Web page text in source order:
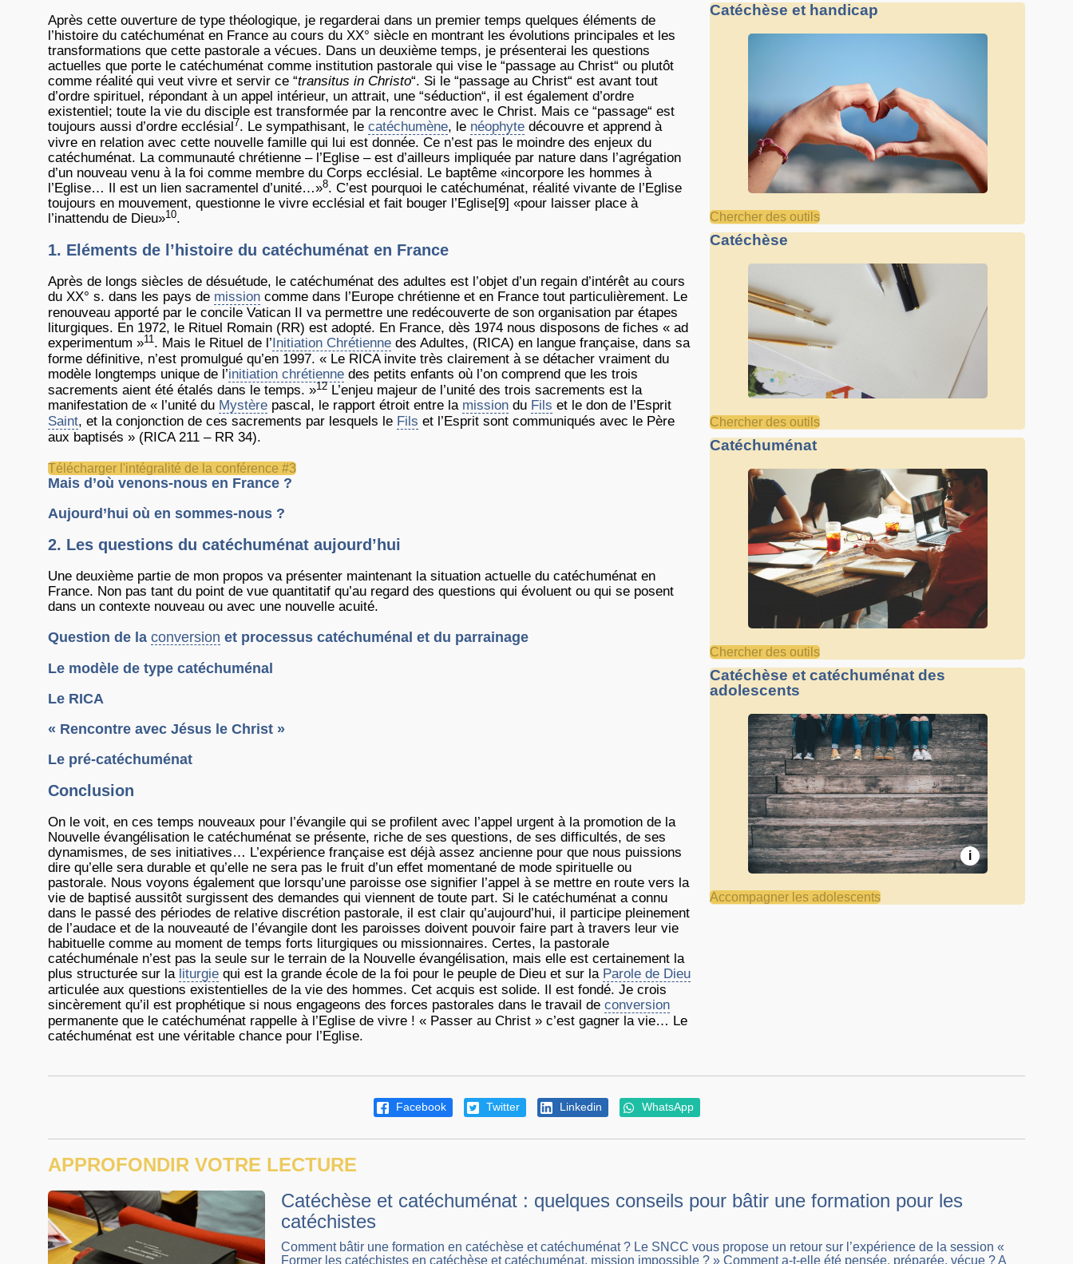
Après cette ouverture de type théologique, je regarderai dans un premier temps quelques éléments de
l’histoire du catéchuménat en France au cours du XX° siècle en montrant les évolutions principales et les
transformations que cette pastorale a vécues. Dans un deuxième temps, je présenterai les questions
actuelles que porte le catéchuménat comme institution pastorale qui vise le “passage au Christ“ ou plutôt
comme réalité qui veut vivre et servir ce “transitus in Christo“. Si le “passage au Christ“ est avant tout
d’ordre spirituel, répondant à un appel intérieur, un attrait, une “séduction“, il est également d’ordre
existentiel; toute la vie du disciple est transformée par la rencontre avec le Christ. Mais ce “passage“ est
toujours aussi d’ordre ecclésial7. Le sympathisant, le catéchumène, le néophyte découvre et apprend à
vivre en relation avec cette nouvelle famille qui lui est donnée. Ce n’est pas le moindre des enjeux du
catéchuménat. La communauté chrétienne – l’Eglise – est d’ailleurs impliquée par nature dans l’agrégation
d’un nouveau venu à la foi comme membre du Corps ecclésial. Le baptême «incorpore les hommes à
l’Eglise… Il est un lien sacramentel d’unité…»8. C’est pourquoi le catéchuménat, réalité vivante de l’Eglise
toujours en mouvement, questionne le vivre ecclésial et fait bouger l’Eglise[9] «pour laisser place à
l’inattendu de Dieu»10.
1. Eléments de l’histoire du catéchuménat en France
Après de longs siècles de désuétude, le catéchuménat des adultes est l’objet d’un regain d’intérêt au cours
du XX° s. dans les pays de mission comme dans l’Europe chrétienne et en France tout particulièrement. Le
renouveau apporté par le concile Vatican II va permettre une redécouverte de son organisation par étapes
liturgiques. En 1972, le Rituel Romain (RR) est adopté. En France, dès 1974 nous disposons de fiches « ad
experimentum »11 . Mais le Rituel de l’Initiation Chrétienne des Adultes, (RICA) en langue française, dans sa
forme définitive, n’est promulgué qu’en 1997. « Le RICA invite très clairement à se détacher vraiment du
modèle longtemps unique de l’initiation chrétienne des petits enfants où l’on comprend que les trois
sacrements aient été étalés dans le temps. »12 L’enjeu majeur de l’unité des trois sacrements est la
manifestation de « l’unité du Mystère pascal, le rapport étroit entre la mission du Fils et le don de l’Esprit
Saint, et la conjonction de ces sacrements par lesquels le Fils et l’Esprit sont communiqués avec le Père
aux baptisés » (RICA 211 – RR 34).
Télécharger l'intégralité de la conférence #3
Mais d’où venons-nous en France ?
Aujourd’hui où en sommes-nous ?
2. Les questions du catéchuménat aujourd’hui
Une deuxième partie de mon propos va présenter maintenant la situation actuelle du catéchuménat en
France. Non pas tant du point de vue quantitatif qu’au regard des questions qui évoluent ou qui se posent
dans un contexte nouveau ou avec une nouvelle acuité.
Question de la conversion et processus catéchuménal et du parrainage
Le modèle de type catéchuménal
Le RICA
« Rencontre avec Jésus le Christ »
Le pré-catéchuménat
Conclusion
On le voit, en ces temps nouveaux pour l’évangile qui se profilent avec l’appel urgent à la promotion de la
Nouvelle évangélisation le catéchuménat se présente, riche de ses questions, de ses difficultés, de ses
dynamismes, de ses initiatives… L’expérience française est déjà assez ancienne pour que nous puissions
dire qu’elle sera durable et qu’elle ne sera pas le fruit d’un effet momentané de mode spirituelle ou
pastorale. Nous voyons également que lorsqu’une paroisse ose signifier l’appel à se mettre en route vers la
vie de baptisé aussitôt surgissent des demandes qui viennent de toute part. Si le catéchuménat a connu
dans le passé des périodes de relative discrétion pastorale, il est clair qu’aujourd’hui, il participe pleinement
de l’audace et de la nouveauté de l’évangile dont les paroisses doivent pouvoir faire part à travers leur vie
habituelle comme au moment de temps forts liturgiques ou missionnaires. Certes, la pastorale
catéchuménale n’est pas la seule sur le terrain de la Nouvelle évangélisation, mais elle est certainement la
plus structurée sur la liturgie qui est la grande école de la foi pour le peuple de Dieu et sur la Parole de Dieu
articulée aux questions existentielles de la vie des hommes. Cet acquis est solide. Il est fondé. Je crois
sincèrement qu’il est prophétique si nous engageons des forces pastorales dans le travail de conversion
permanente que le catéchuménat rappelle à l’Eglise de vivre ! « Passer au Christ » c’est gagner la vie… Le
catéchuménat est une véritable chance pour l’Eglise.
Catéchèse et handicap
Chercher des outils
Catéchèse
Chercher des outils
Catéchuménat
Chercher des outils
Catéchèse et catéchuménat des
adolescents
i
Accompagner les adolescents
Facebook Twitter Linkedin WhatsApp
APPROFONDIR VOTRE LECTURE
Catéchèse et catéchuménat : quelques conseils pour bâtir une formation pour les
catéchistes
Comment bâtir une formation en catéchèse et catéchuménat ? Le SNCC vous propose un retour sur l’expérience de la session «
Former les catéchistes en catéchèse et catéchuménat, mission impossible ? » Comment a-t-elle été pensée, préparée, vécue ? A